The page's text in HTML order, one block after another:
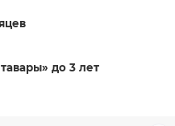
до 3 лет